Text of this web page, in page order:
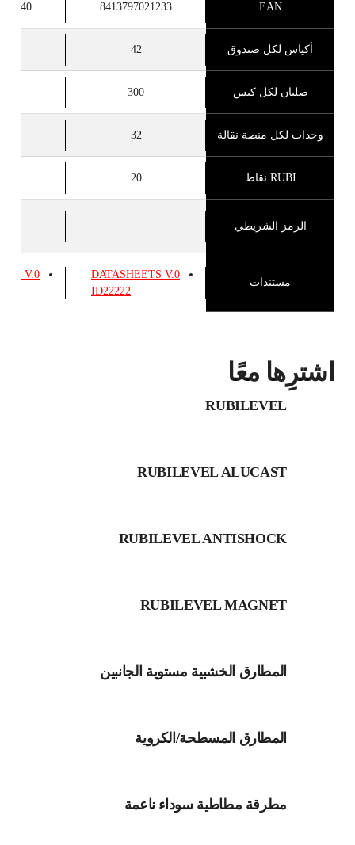
EAN
8413797021233
أكياس لكل صندوق 42
صلبان لكل كيس 300
وحدات لكل منصة نقالة 32
RUBI نقاط 20
الرمز الشريطي
مستندات
DATASHEETS V.0
ID22222
V.0
اشترِها معًا
RUBILEVEL
RUBILEVEL ALUCAST
RUBILEVEL ANTISHOCK
RUBILEVEL MAGNET
المطارق الخشبية مستوية الجانبين
المطارق المسطحة/الكروية
مطرقة مطاطية سوداء ناعمة